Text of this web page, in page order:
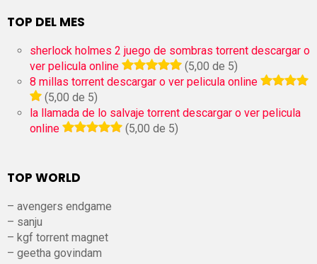
TOP DEL MES
sherlock holmes 2 juego de sombras torrent descargar o
ver pelicula online
(5,00 de 5)
8 millas torrent descargar o ver pelicula online
(5,00 de 5)
la llamada de lo salvaje torrent descargar o ver pelicula
online
(5,00 de 5)
TOP WORLD
– avengers endgame
– sanju
– kgf torrent magnet
– geetha govindam